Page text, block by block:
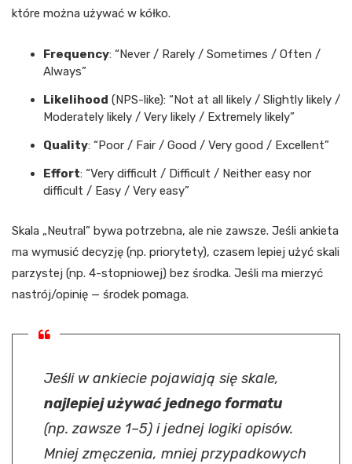
które można używać w kółko.
Frequency: “Never / Rarely / Sometimes / Often /
Always”
Likelihood (NPS-like): “Not at all likely / Slightly likely /
Moderately likely / Very likely / Extremely likely”
Quality: “Poor / Fair / Good / Very good / Excellent”
Effort: “Very difficult / Difficult / Neither easy nor
difficult / Easy / Very easy”
Skala „Neutral” bywa potrzebna, ale nie zawsze. Jeśli ankieta
ma wymusić decyzję (np. priorytety), czasem lepiej użyć skali
parzystej (np. 4-stopniowej) bez środka. Jeśli ma mierzyć
nastrój/opinię — środek pomaga.
Jeśli w ankiecie pojawiają się skale,
najlepiej używać jednego formatu
(np. zawsze 1–5) i jednej logiki opisów.
Mniej zmęczenia, mniej przypadkowych